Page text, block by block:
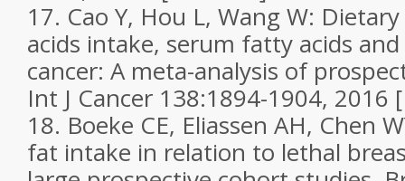
17. Cao Y, Hou L, Wang W:
acids intake, serum fatty acids
cancer: A meta-analysis of
Int J Cancer 138:1894-1904, 2016 [
18. Boeke CE, Eliassen AH, Chen
fat intake in relation to lethal